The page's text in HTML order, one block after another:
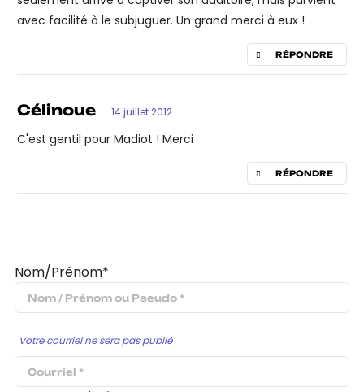
avec facilité à le subjuguer. Un grand merci à eux !
RÉPONDRE
Célinoue 14 juillet 2012
C'est gentil pour Madiot ! Merci
RÉPONDRE
Nom/Prénom*
Votre courriel ne sera pas publié